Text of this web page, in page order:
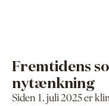
Fremtidens
nytænkning
Siden 1. juli 2025 er